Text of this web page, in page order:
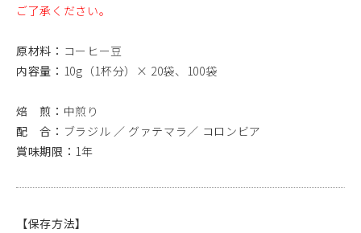
ご了承ください。
原材料： コーヒー豆
内容量： 10g（1杯分）× 20袋、100袋
焙 煎： 中煎り
配 合： ブラジル ／ グァテマラ／ コロンビア
賞味期限： 1年
【保存方法】